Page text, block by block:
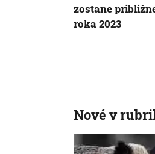
zostane
roka 2023
Nové v